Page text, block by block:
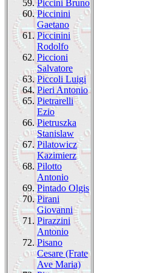
59. Piccini Bruno
60. Piccinini
Gaetano
61. Piccinini
Rodolfo
62. Piccioni
Salvatore
63. Piccoli Luigi
64. Pieri Antonio
65. Pietrarelli
Ezio
66. Pietruszka
Stanislaw
67. Pilatowicz
Kazimierz
68. Pilotto
Antonio
69. Pintado Olgis
70. Pirani
Giovanni
71. Pirazzini
Antonio
72. Pisano
Cesare (Frate
Ave Maria)